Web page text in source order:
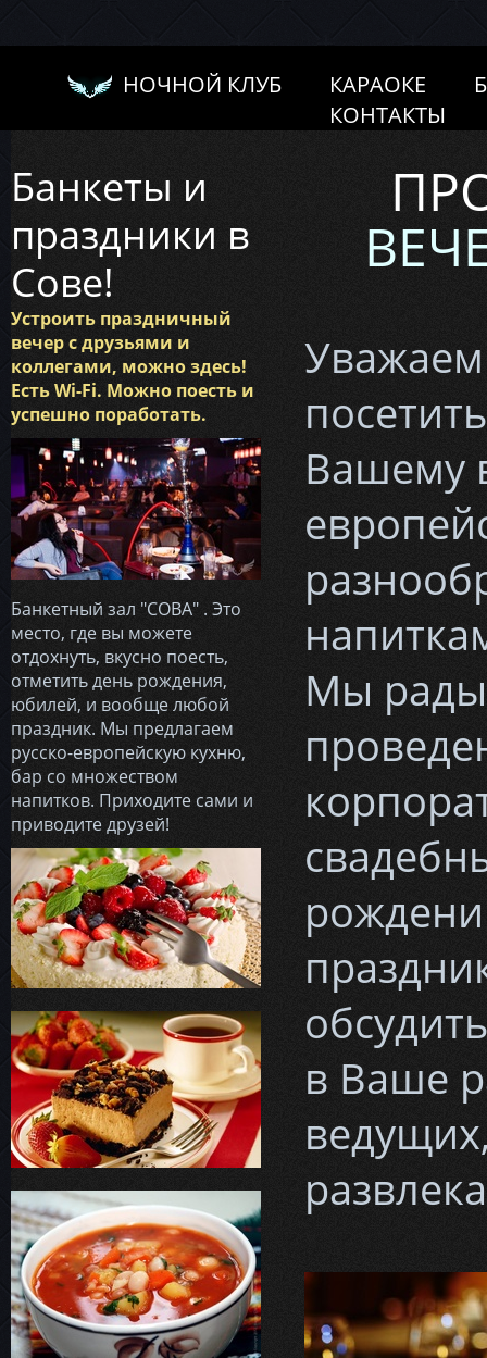
НОЧНОЙ КЛУБ КАРАОКЕ
КОНТАКТЫ
Банкеты и
праздники в
Сове!
Устроить праздничный
вечер с друзьями и
коллегами, можно здесь!
Есть Wi-Fi. Можно поесть и
успешно поработать.
Банкетный зал "СОВА" . Это
место, где вы можете
отдохнуть, вкусно поесть,
отметить день рождения,
юбилей, и вообще любой
праздник. Мы предлагаем
русско-европейскую кухню,
бар со множеством
напитков. Приходите сами и
приводите друзей!
Вашему
Мы
в Ваше